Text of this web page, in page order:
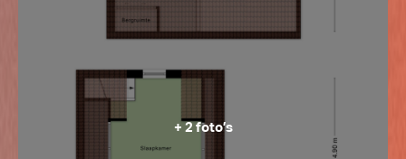
hobbyruimte, opslag of als parkeerruimte voor auto’s.
+ 2 foto’s